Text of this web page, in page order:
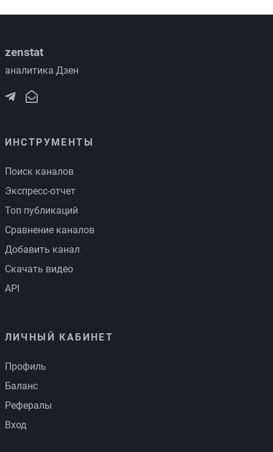
zenstat
аналитика Дзен
ИНСТРУМЕНТЫ
Поиск каналов
Экспресс-отчет
Топ публикаций
Сравнение каналов
Добавить канал
Скачать видео
API
ЛИЧНЫЙ КАБИНЕТ
Профиль
Баланс
Рефералы
Вход